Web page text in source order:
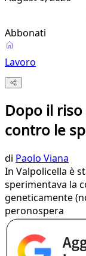
Abbonati
Lavoro
Dopo il
contro le
di Paolo Viana
In Valpolicella è
sperimentava la
geneticamente
peronospera